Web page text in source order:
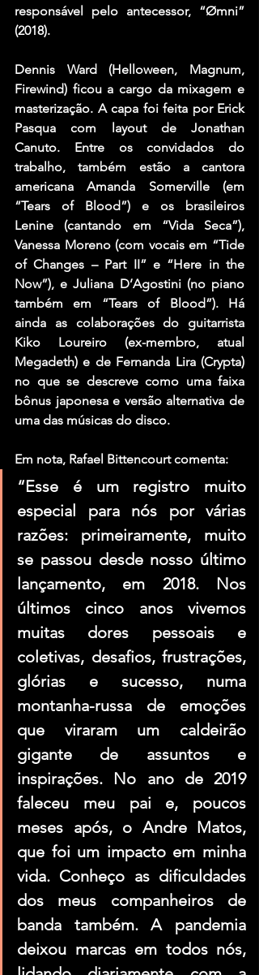
responsável pelo antecessor, “Ømni”
(2018).
Dennis Ward (Helloween, Magnum,
Firewind) ficou a cargo da mixagem e
masterização. A capa foi feita por Erick
Pasqua com layout de Jonathan
Canuto. Entre os convidados do
trabalho, também estão a cantora
americana Amanda Somerville (em
“Tears of Blood”) e os brasileiros
Lenine (cantando em “Vida Seca”),
Vanessa Moreno (com vocais em “Tide
of Changes – Part II” e “Here in the
Now”), e Juliana D’Agostini (no piano
também em “Tears of Blood”). Há
ainda as colaborações do guitarrista
Kiko Loureiro (ex-membro, atual
Megadeth) e de Fernanda Lira (Crypta)
no que se descreve como uma faixa
bônus japonesa e versão alternativa de
uma das músicas do disco.
Em nota, Rafael Bittencourt comenta:
“Esse é um registro muito
especial para nós por várias
razões: primeiramente, muito
se passou desde nosso último
lançamento, em 2018. Nos
últimos cinco anos vivemos
muitas dores pessoais e
coletivas, desafios, frustrações,
glórias e sucesso, numa
montanha-russa de emoções
que viraram um caldeirão
gigante de assuntos e
inspirações. No ano de 2019
faleceu meu pai e, poucos
meses após, o Andre Matos,
que foi um impacto em minha
vida. Conheço as dificuldades
dos meus companheiros de
banda também. A pandemia
deixou marcas em todos nós,